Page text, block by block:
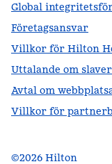
Global
Företagsansvar
Villkor för Hilton
Uttalande om
Avtal om
Villkor för
©2026 Hilton